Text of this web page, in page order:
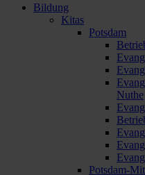
Bildung
Kitas
Potsdam
Nuthe
Potsdam-